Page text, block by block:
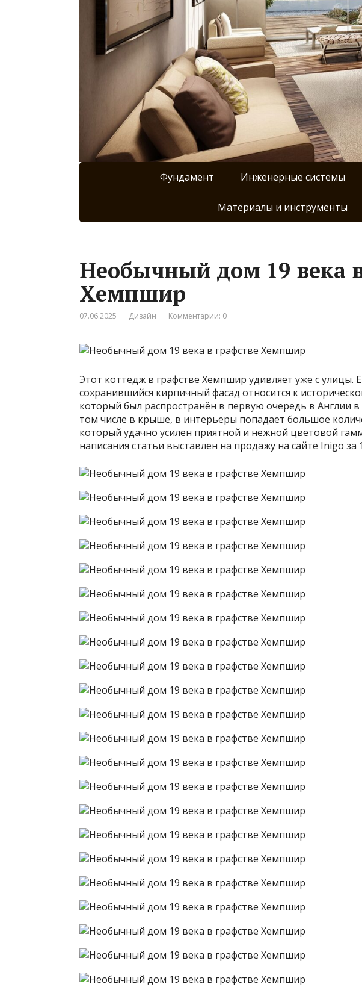
Фундамент Инженерные системы
Материалы и инструменты
Необычный дом 19 века
Хемпшир
07.06.2025 Дизайн Комментарии: 0
Этот коттедж в графстве Хемпшир удивляет уже с улицы.
сохранившийся кирпичный фасад относится к
который был распространён в первую очередь в Англии в
том числе в крыше, в интерьеры попадает большое
который удачно усилен приятной и нежной цветовой
написания статьи выставлен на продажу на сайте Inigo за